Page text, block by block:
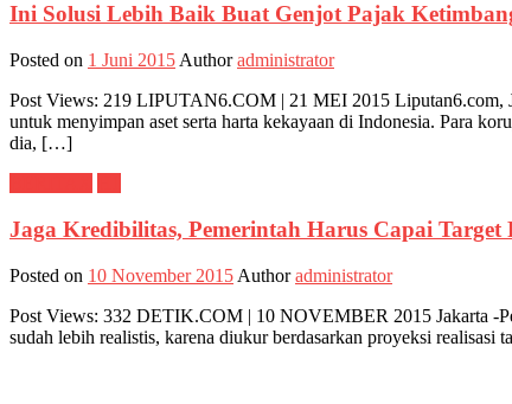
Ini Solusi Lebih Baik Buat Genjot Pajak
Posted on 1 Juni 2015 Author administrator
Post Views: 219 LIPUTAN6.COM | 21 MEI 2015 Liputan6.com,
untuk menyimpan aset serta harta kekayaan di Indonesia. Para
dia, […]
Jaga Kredibilitas, Pemerintah Harus Capai Target
Posted on 10 November 2015 Author administrator
Post Views: 332 DETIK.COM | 10 NOVEMBER 2015 Jakarta -
sudah lebih realistis, karena diukur berdasarkan proyeksi